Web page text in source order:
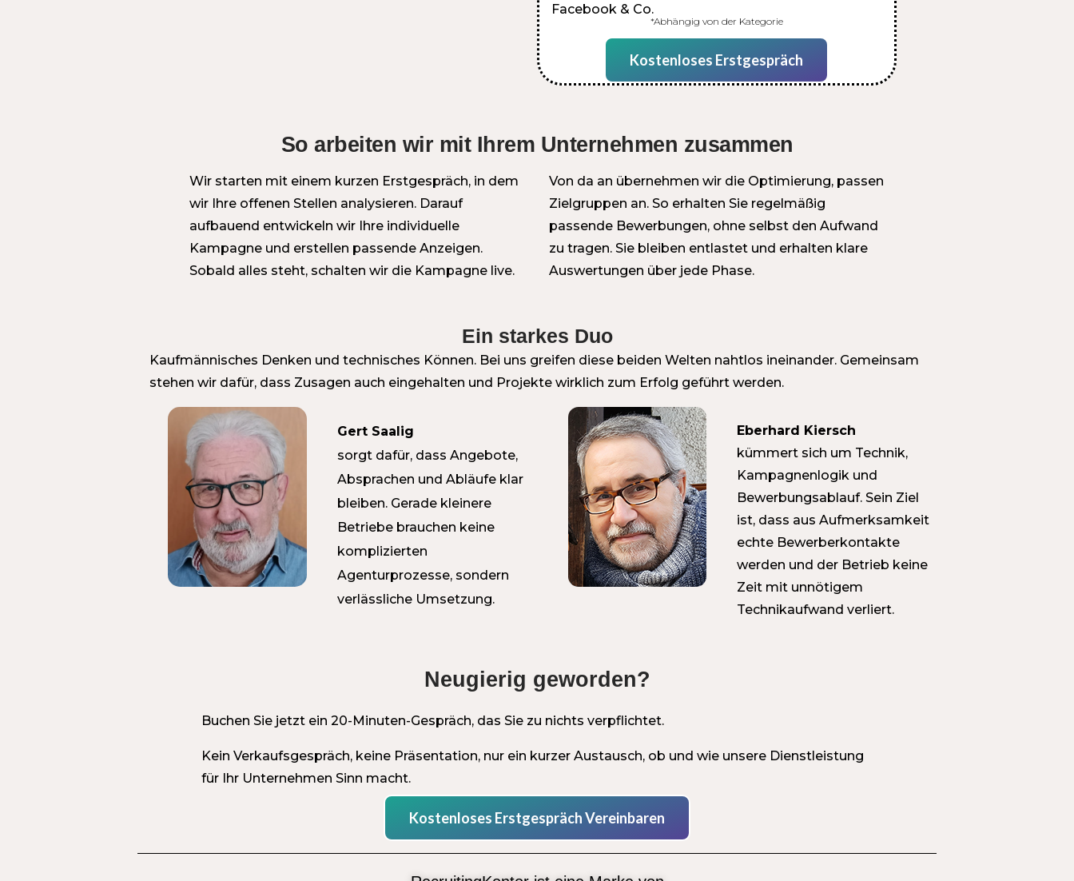
Facebook & Co.
*Abhängig von der Kategorie
Kostenloses Erstgespräch
So arbeiten wir mit Ihrem Unternehmen zusammen
Wir starten mit einem kurzen Erstgespräch, in dem
wir Ihre offenen Stellen analysieren. Darauf
aufbauend entwickeln wir Ihre individuelle
Kampagne und erstellen passende Anzeigen.
Sobald alles steht, schalten wir die Kampagne live.
Von da an übernehmen wir die Optimierung, passen
Zielgruppen an. So erhalten Sie regelmäßig
passende Bewerbungen, ohne selbst den Aufwand
zu tragen. Sie bleiben entlastet und erhalten klare
Auswertungen über jede Phase.
Ein starkes Duo
Kaufmännisches Denken und technisches Können. Bei uns greifen diese beiden Welten nahtlos ineinander. Gemeinsam
stehen wir dafür, dass Zusagen auch eingehalten und Projekte wirklich zum Erfolg geführt werden.
Gert Saalig
sorgt dafür, dass Angebote,
Absprachen und Abläufe klar
bleiben. Gerade kleinere
Betriebe brauchen keine
komplizierten
Agenturprozesse, sondern
verlässliche Umsetzung.
Eberhard Kiersch
kümmert sich um Technik,
Kampagnenlogik und
Bewerbungsablauf. Sein Ziel
ist, dass aus Aufmerksamkeit
echte Bewerberkontakte
werden und der Betrieb keine
Zeit mit unnötigem
Technikaufwand verliert.
Neugierig geworden?
Buchen Sie jetzt ein 20-Minuten-Gespräch, das Sie zu nichts verpflichtet.
Kein Verkaufsgespräch, keine Präsentation, nur ein kurzer Austausch, ob und wie unsere Dienstleistung
für Ihr Unternehmen Sinn macht.
Kostenloses Erstgespräch Vereinbaren